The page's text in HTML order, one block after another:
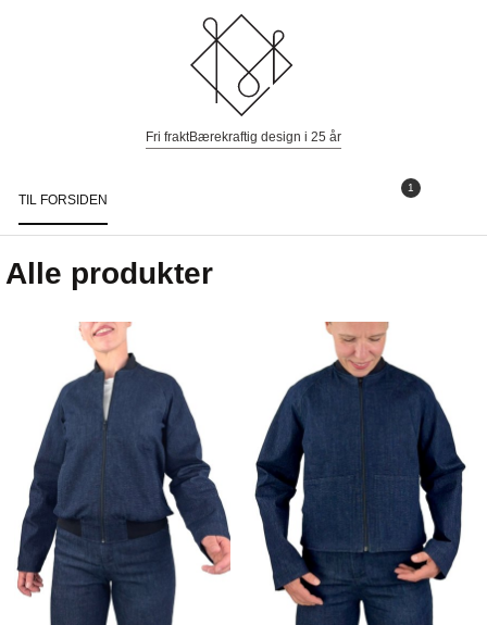
Fri fraktBærekraftig design i 25 år
1
TIL FORSIDEN
Alle produkter